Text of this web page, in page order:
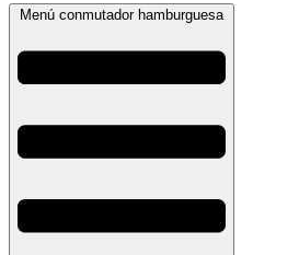
Menú conmutador hamburguesa